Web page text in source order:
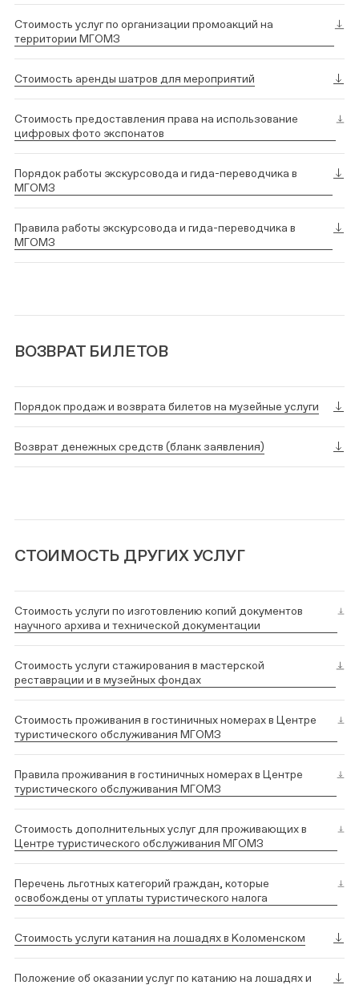
Стоимость услуг по организации промоакций на
территории МГОМЗ
Стоимость аренды шатров для мероприятий
Стоимость предоставления права на использование
цифровых фото экспонатов
Порядок работы экскурсовода и гида-переводчика в
МГОМЗ
Правила работы экскурсовода и гида-переводчика в
МГОМЗ
ВОЗВРАТ БИЛЕТОВ
Порядок продаж и возврата билетов на музейные услуги
Возврат денежных средств (бланк заявления)
СТОИМОСТЬ ДРУГИХ УСЛУГ
Стоимость услуги по изготовлению копий документов
научного архива и технической документации
Стоимость услуги стажирования в мастерской
реставрации и в музейных фондах
Стоимость проживания в гостиничных номерах в Центре
туристического обслуживания МГОМЗ
Правила проживания в гостиничных номерах в Центре
туристического обслуживания МГОМЗ
Стоимость дополнительных услуг для проживающих в
Центре туристического обслуживания МГОМЗ
Перечень льготных категорий граждан, которые
освобождены от уплаты туристического налога
Стоимость услуги катания на лошадях в Коломенском
Положение об оказании услуг по катанию на лошадях и